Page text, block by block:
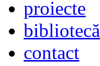
proiecte
bibliotecă
contact